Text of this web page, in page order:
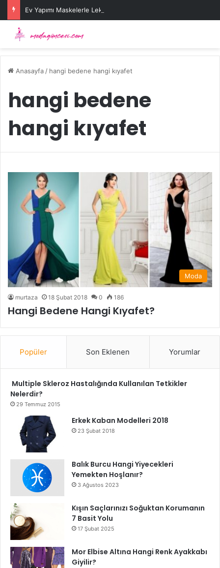
Ev Yapımı Maskelerle Leke Sorununa Çözüm Önerileri
Anasayfa / hangi bedene hangi kıyafet
hangi bedene
hangi kıyafet
Moda
murtaza 18 Şubat 2018 0 186
Hangi Bedene Hangi Kıyafet?
Popüler Son Eklenen Yorumlar
Multiple Skleroz Hastalığında Kullanılan Tetkikler
Nelerdir?
29 Temmuz 2015
Erkek Kaban Modelleri 2018
23 Şubat 2018
Balık Burcu Hangi Yiyecekleri
Yemekten Hoşlanır?
3 Ağustos 2023
Kışın Saçlarınızı Soğuktan Korumanın
7 Basit Yolu
17 Şubat 2025
Mor Elbise Altına Hangi Renk Ayakkabı
Giyilir?